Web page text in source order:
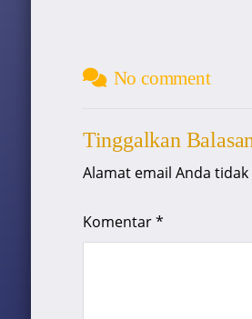
No comment
Tinggalkan
Alamat email Anda
Komentar*